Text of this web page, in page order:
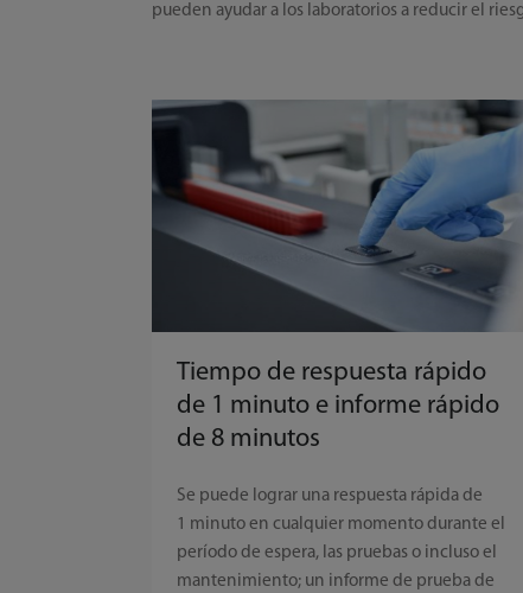
pueden ayudar a los laboratorios a reducir el
Tiempo de respuesta rápido
de 1 minuto e informe rápido
de 8 minutos
Se puede lograr una respuesta rápida de
1 minuto en cualquier momento durante el
período de espera, las pruebas o incluso el
mantenimiento; un informe de prueba de